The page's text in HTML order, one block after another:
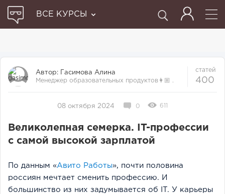
ВСЕ КУРСЫ
Автор: Гасимова Алина
Менеджер образовательных продуктов👩🏼‍ .
статей
400
08 октября 2024 0 611
Великолепная семерка. IT-профессии
с самой высокой зарплатой
По данным «Авито Работы», почти половина
россиян мечтает сменить профессию. И
большинство из них задумывается об IT. У карьеры